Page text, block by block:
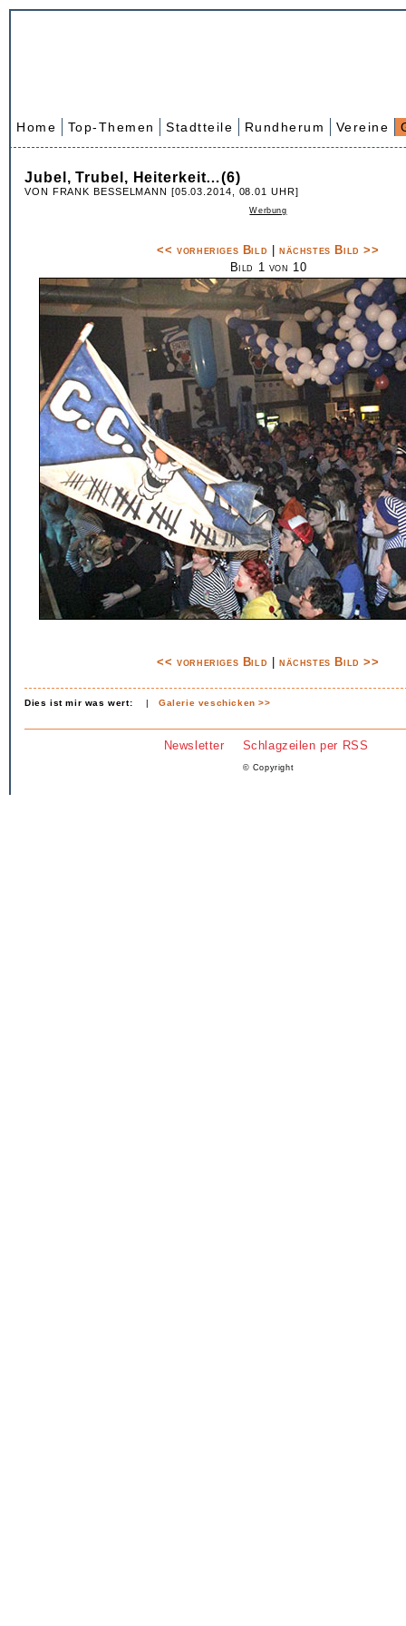
Home Top-Themen Stadtteile Rundherum Vereine
Jubel, Trubel, Heiterkeit…(6)
VON FRANK BESSELMANN [05.03.2014, 08.01 UHR]
Werbung
<< vorheriges Bild
nächstes Bild >>
Bild 1 von 10
<< vorheriges Bild nächstes Bild >>
Dies ist mir was wert: |Galerie veschicken >>
Newsletter Schlagzeilen per RSS
© Copyright